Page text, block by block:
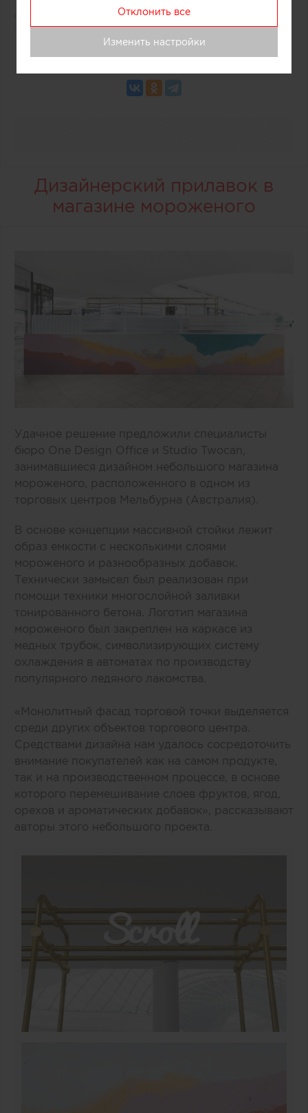
0
0
Дизайнерский прилавок в
магазине мороженого
Удачное решение предложили специалисты
бюро One Design Office и Studio Twocan,
занимавшиеся дизайном небольшого магазина
мороженого, расположенного в одном из
торговых центров Мельбурна (Австралия).
В основе концепции массивной стойки лежит
образ емкости с несколькими слоями
мороженого и разнообразных добавок.
Технически замысел был реализован при
помощи техники многослойной заливки
тонированного бетона. Логотип магазина
мороженого был закреплен на каркасе из
медных трубок, символизирующих систему
охлаждения в автоматах по производству
популярного ледяного лакомства.
«Монолитный фасад торговой точки выделяется
среди других объектов торгового центра.
Средствами дизайна нам удалось сосредоточить
внимание покупателей как на самом продукте,
так и на производственном процессе, в основе
которого перемешивание слоев фруктов, ягод,
орехов и ароматических добавок», рассказывают
авторы этого небольшого проекта.
Отклонить все
Изменить настройки